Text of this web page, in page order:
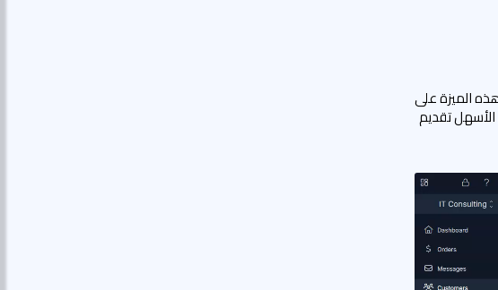
لكل ملاحظة. تساعدك هذه الميزة على
تقديم